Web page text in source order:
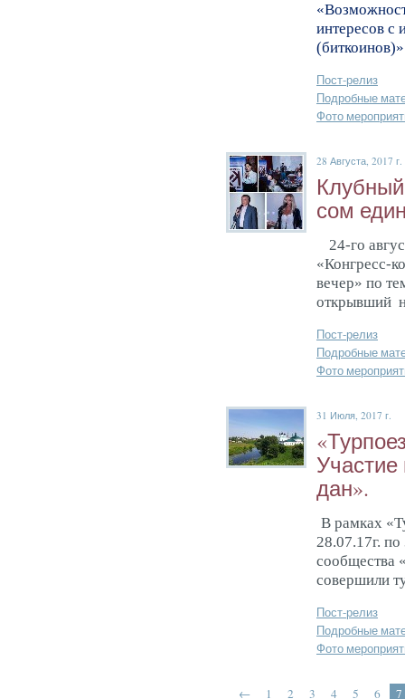
«
интересов с
(биткоинов)»
Пост-релиз
Подробные
Фото
28 Августа, 2017 г.
сом
24-го
«Конгресс-
вечер» по
открывший
Пост-релиз
Подробные
Фото
31 Июля, 2017 г.
дан».
В рамках
28.07.17г.
сообщества
совершили
Пост-релиз
Подробные
Фото
← 1 2 3 4 5 6 7